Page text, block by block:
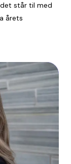
står til med
årets